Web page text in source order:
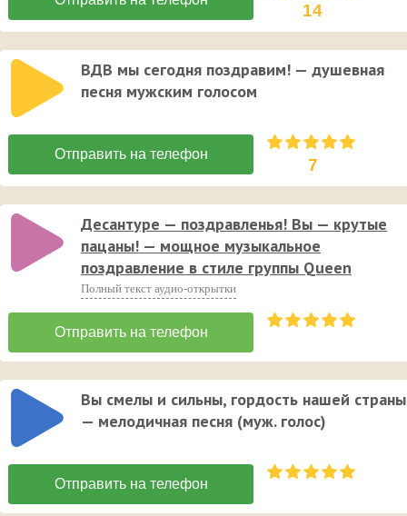
14
ВДВ мы сегодня поздравим! — душевная
песня мужским голосом
7
Десантуре — поздравленья! Вы — крутые
пацаны! — мощное музыкальное
поздравление в стиле группы Queen
Полный текст аудио-открытки
Вы смелы и сильны, гордость нашей
— мелодичная песня (муж. голос)